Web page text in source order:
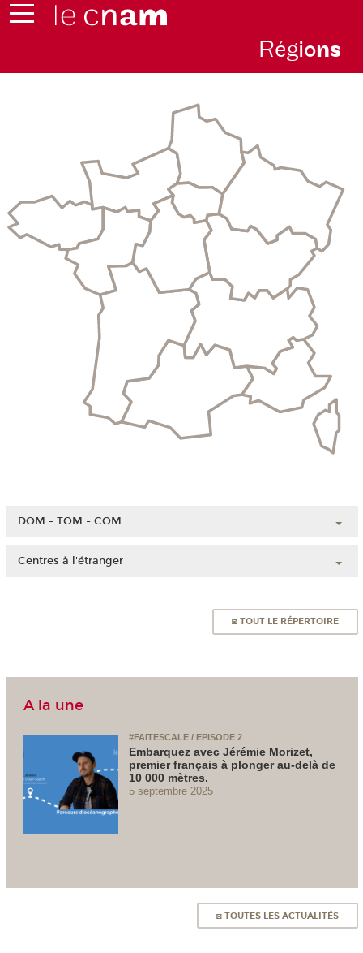
Régions
DOM - TOM - COM
Centres à l'étranger
Maroc
◙ TOUT LE RÉPERTOIRE
A la une
#FAITESCALE / EPISODE 2
Embarquez avec Jérémie Morizet,
premier français à plonger au-delà de
10 000 mètres.
5 septembre 2025
◙ TOUTES LES ACTUALITÉS